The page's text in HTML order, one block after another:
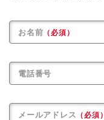
お名前 （必須）
電話番号
メールアドレス （必須）